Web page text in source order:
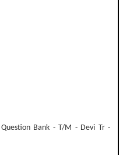
Bank - T/M - Devi Tr -